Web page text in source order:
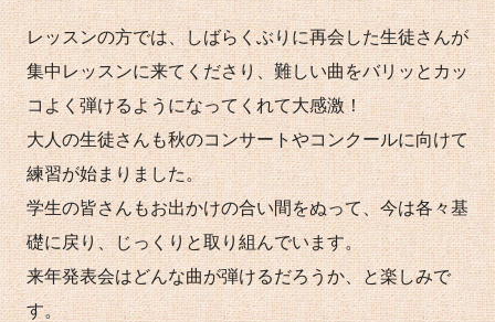
レッスンの方では、しばらくぶりに再会した生徒さんが
集中レッスンに来てくださり、難しい曲をバリッとカッ
コよく弾けるようになってくれて大感激！
大人の生徒さんも秋のコンサートやコンクールに向けて
練習が始まりました。
学生の皆さんもお出かけの合い間をぬって、今は各々基
礎に戻り、じっくりと取り組んでいます。
来年発表会はどんな曲が弾けるだろうか、と楽しみで
す。